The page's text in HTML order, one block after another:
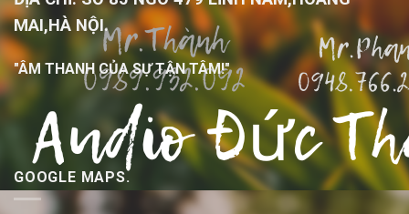
MAI,HÀ NỘI.
"ÂM THANH CỦA SỰ TẬN TÂM!"
GOOGLE MAPS.